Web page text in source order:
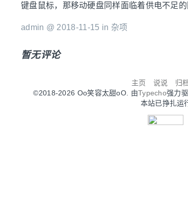
键盘鼠标，那移动硬盘同样面临着供电不足的
admin @ 2018-11-15 in 杂项
暂无评论
主页 说说 归
©2018-2026 Oo笑容太甜oO. 由Typecho强力
本站已挣扎运